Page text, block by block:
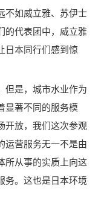
不如威立雅、苏伊士
的代表团中，威立雅
日本同行们感到惊
但是，城市水业作为
显著不同的服务模
开放，我们这次参观
运营服务无一不是由
所从事的实质上向这
务。这也是日本环境